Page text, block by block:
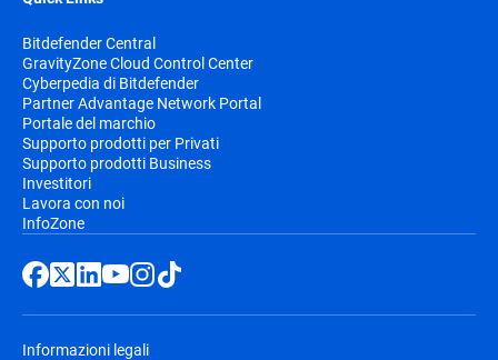
Bitdefender Central
GravityZone Cloud Control Center
Cyberpedia di Bitdefender
Partner Advantage Network Portal
Portale del marchio
Supporto prodotti per Privati
Supporto prodotti Business
Investitori
Lavora con noi
InfoZone
Informazioni legali